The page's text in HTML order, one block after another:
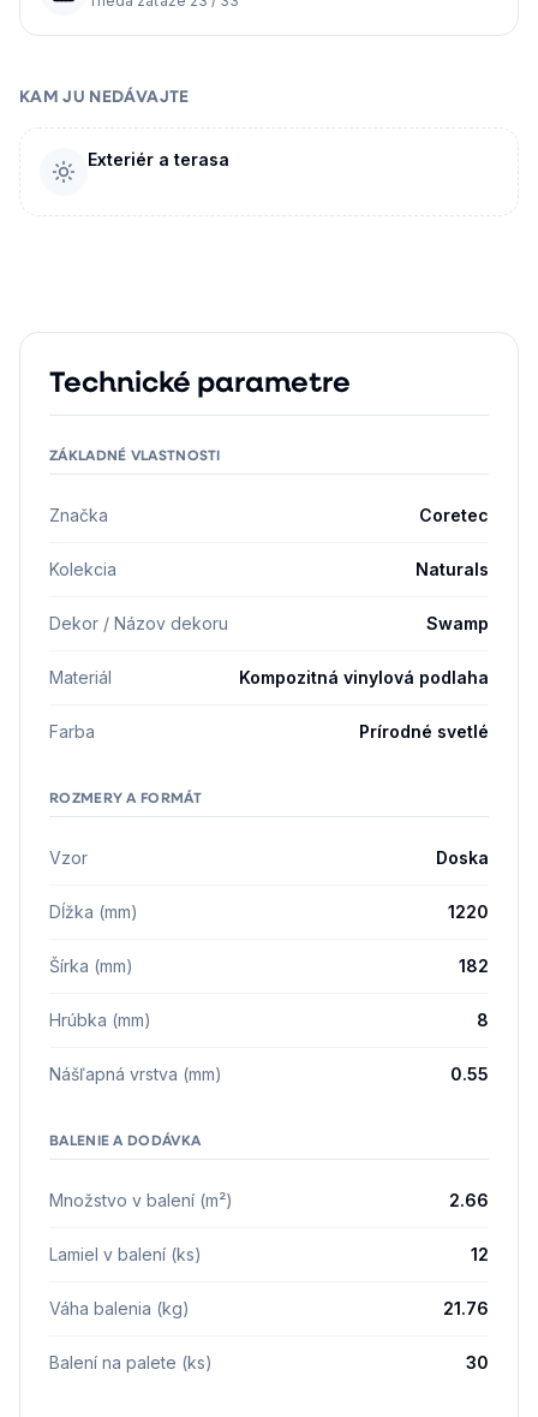
KAM JU NEDÁVAJTE
Exteriér a terasa
Technické parametre
ZÁKLADNÉ VLASTNOSTI
Značka Coretec
Kolekcia Naturals
Dekor / Názov dekoru Swamp
Materiál Kompozitná vinylová podlaha
Farba Prírodné svetlé
ROZMERY A FORMÁT
Vzor Doska
Dĺžka (mm) 1220
Šírka (mm) 182
Hrúbka (mm) 8
Nášľapná vrstva (mm) 0.55
BALENIE A DODÁVKA
Množstvo v balení (m²) 2.66
Lamiel v balení (ks) 12
Váha balenia (kg) 21.76
Balení na palete (ks) 30